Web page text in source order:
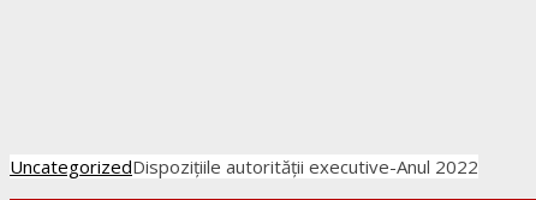
UncategorizedDispozițiile autorității executive-Anul 2022